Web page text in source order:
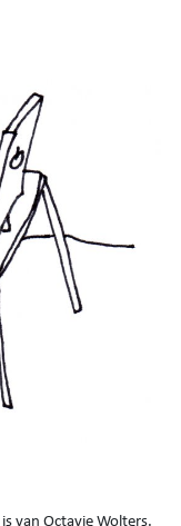
van Octavie Wolters.